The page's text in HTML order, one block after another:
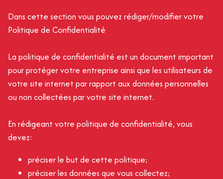
Dans cette section vous pouvez rédiger/modifier votre
Politique de Confidentialité
La politique de confidentialité est un document important
pour protéger votre entreprise ainsi que les utilisateurs de
votre site internet par rapport aux données personnelles
ou non collectées par votre site internet.
En rédigeant votre politique de confidentialité, vous
devez:
préciser le but de cette politique;
préciser les données que vous collectez;